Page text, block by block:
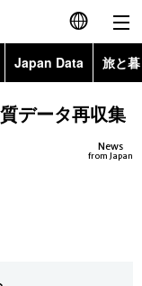
English
简体字
Japan Data 旅と
Topics
Images
データ再収集
News
from Japan